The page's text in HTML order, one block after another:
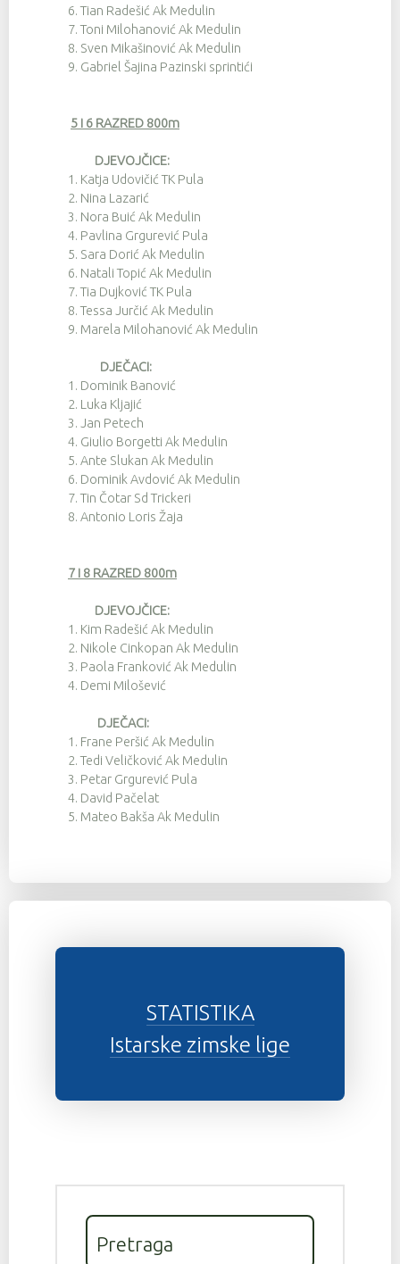
6. Tian Radešić Ak Medulin
7. Toni Milohanović Ak Medulin
8. Sven Mikašinović Ak Medulin
9. Gabriel Šajina Pazinski sprintići
5 i 6 RAZRED 800m
DJEVOJČICE:
1. Katja Udovičić TK Pula
2. Nina Lazarić
3. Nora Buić Ak Medulin
4. Pavlina Grgurević Pula
5. Sara Dorić Ak Medulin
6. Natali Topić Ak Medulin
7. Tia Dujković TK Pula
8. Tessa Jurčić Ak Medulin
9. Marela Milohanović Ak Medulin
DJEČACI:
1. Dominik Banović
2. Luka Kljajić
3. Jan Petech
4. Giulio Borgetti Ak Medulin
5. Ante Slukan Ak Medulin
6. Dominik Avdović Ak Medulin
7. Tin Čotar Sd Trickeri
8. Antonio Loris Žaja
7 i 8 RAZRED 800m
DJEVOJČICE:
1. Kim Radešić Ak Medulin
2. Nikole Cinkopan Ak Medulin
3. Paola Franković Ak Medulin
4. Demi Milošević
DJEČACI:
1. Frane Peršić Ak Medulin
2. Tedi Veličković Ak Medulin
3. Petar Grgurević Pula
4. David Pačelat
5. Mateo Bakša Ak Medulin
STATISTIKA
Istarske zimske lige
Pretraga